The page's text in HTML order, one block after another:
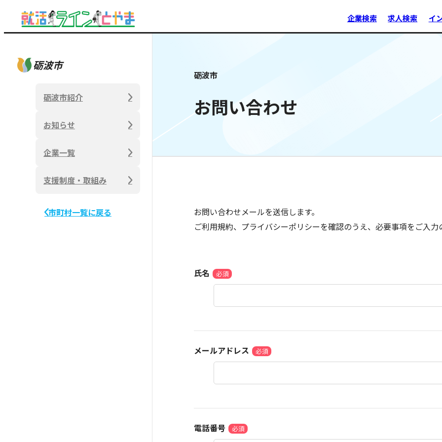
企業検索 求人検索 イ
砺波市
砺波市紹介
お知らせ
企業一覧
支援制度・取組み
市町村一覧に戻る
砺波市
お問い合わせ
お問い合わせメールを送信します。
ご利用規約、プライバシーポリシーを確認のうえ、必要事項をご入力
氏名
メールアドレス
電話番号